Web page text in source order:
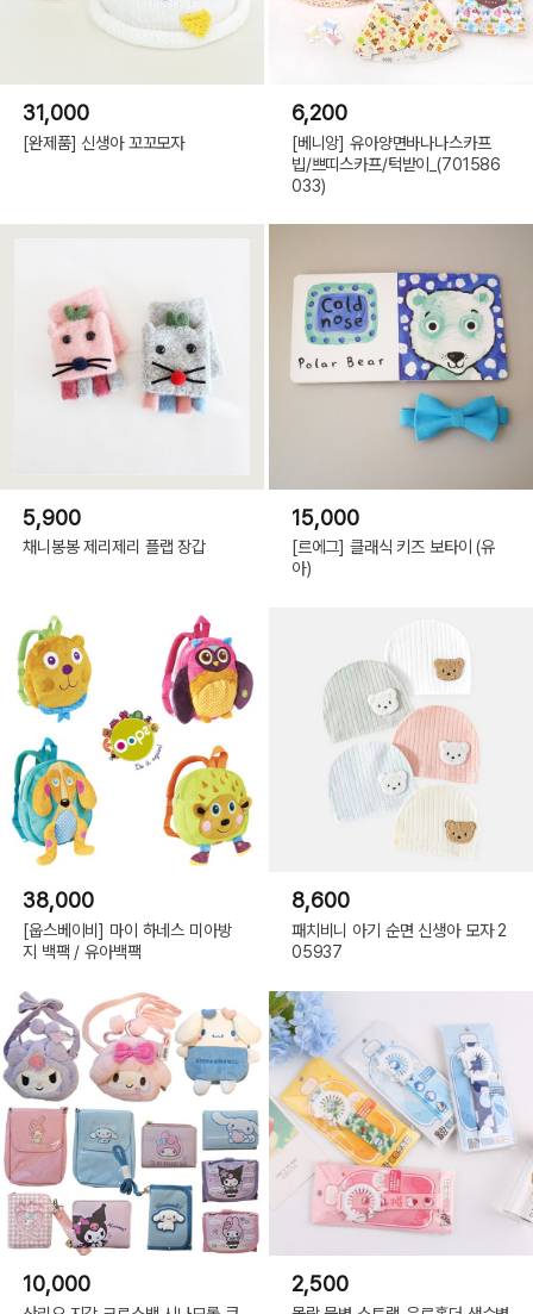
31,000
[완제품] 신생아 꼬꼬모자
6,200
[베니앙] 유아양면바나나스카프
빕/쁘띠스카프/턱받이_(701586
033)
5,900
채니봉봉 제리제리 플랩 장갑
15,000
[르에그] 클래식 키즈 보타이 (유
아)
38,000
[웁스베이비] 마이 하네스 미아방
지 백팩 / 유아백팩
8,600
패치비니 아기 순면 신생아 모자 2
05937
10,000 2,500